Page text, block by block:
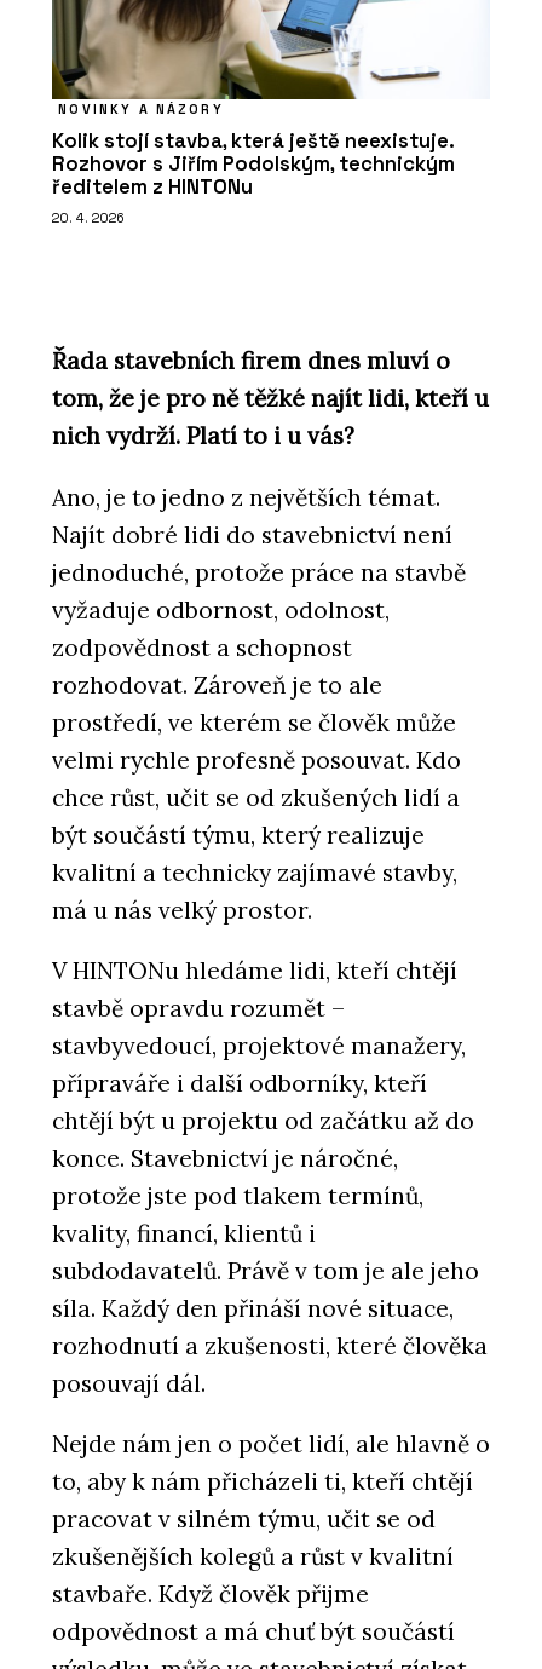
NOVINKY A NÁZORY
Kolik stojí stavba, která ještě neexistuje.
Rozhovor s Jiřím Podolským, technickým
ředitelem z HINTONu
20. 4. 2026
Řada stavebních firem dnes mluví o
tom, že je pro ně těžké najít lidi, kteří u
nich vydrží. Platí to i u vás?
Ano, je to jedno z největších témat.
Najít dobré lidi do stavebnictví není
jednoduché, protože práce na stavbě
vyžaduje odbornost, odolnost,
zodpovědnost a schopnost
rozhodovat. Zároveň je to ale
prostředí, ve kterém se člověk může
velmi rychle profesně posouvat. Kdo
chce růst, učit se od zkušených lidí a
být součástí týmu, který realizuje
kvalitní a technicky zajímavé stavby,
má u nás velký prostor.
V HINTONu hledáme lidi, kteří chtějí
stavbě opravdu rozumět –
stavbyvedoucí, projektové manažery,
přípraváře i další odborníky, kteří
chtějí být u projektu od začátku až do
konce. Stavebnictví je náročné,
protože jste pod tlakem termínů,
kvality, financí, klientů i
subdodavatelů. Právě v tom je ale jeho
síla. Každý den přináší nové situace,
rozhodnutí a zkušenosti, které člověka
posouvají dál.
Nejde nám jen o počet lidí, ale hlavně o
to, aby k nám přicházeli ti, kteří chtějí
pracovat v silném týmu, učit se od
zkušenějších kolegů a růst v kvalitní
stavbaře. Když člověk přijme
odpovědnost a má chuť být součástí